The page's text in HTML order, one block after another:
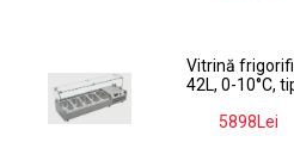
Vitrină
42L, 0-10°C,
5898Lei